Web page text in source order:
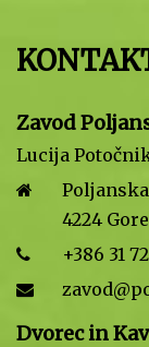
Zavod
Lucija
Poljanska
4224
+386 31
Dvorec in